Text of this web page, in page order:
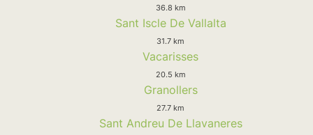
36.8 km
Sant Iscle De Vallalta
31.7 km
Vacarisses
20.5 km
Granollers
27.7 km
Sant Andreu De Llavaneres